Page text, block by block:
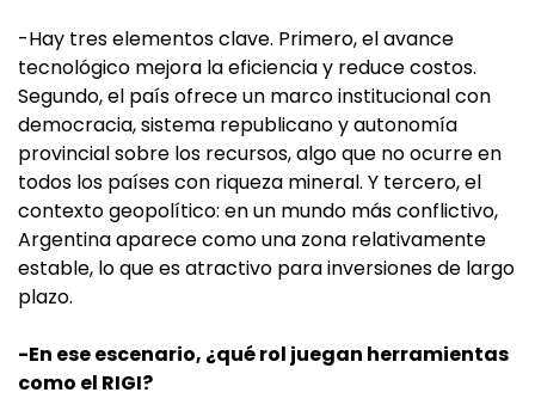
-Hay tres elementos clave. Primero, el avance
tecnológico mejora la eficiencia y reduce costos.
Segundo, el país ofrece un marco institucional con
democracia, sistema republicano y autonomía
provincial sobre los recursos, algo que no ocurre en
todos los países con riqueza mineral. Y tercero, el
contexto geopolítico: en un mundo más conflictivo,
Argentina aparece como una zona relativamente
estable, lo que es atractivo para inversiones de largo
plazo.
-En ese escenario, ¿qué rol juegan herramientas
como el RIGI?